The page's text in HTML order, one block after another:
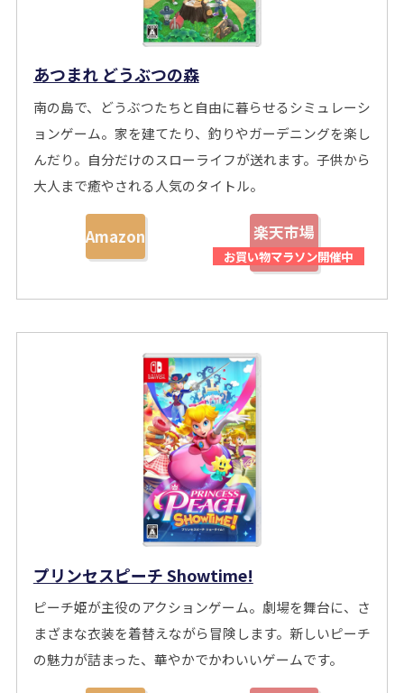
あつまれ どうぶつの森
南の島で、どうぶつたちと自由に暮らせるシミュレーシ
ョンゲーム。家を建てたり、釣りやガーデニングを楽し
んだり。自分だけのスローライフが送れます。子供から
大人まで癒やされる人気のタイトル。
Amazon 楽天市場
プリンセスピーチ Showtime!
ピーチ姫が主役のアクションゲーム。劇場を舞台に、さ
まざまな衣装を着替えながら冒険します。新しいピーチ
の魅力が詰まった、華やかでかわいいゲームです。